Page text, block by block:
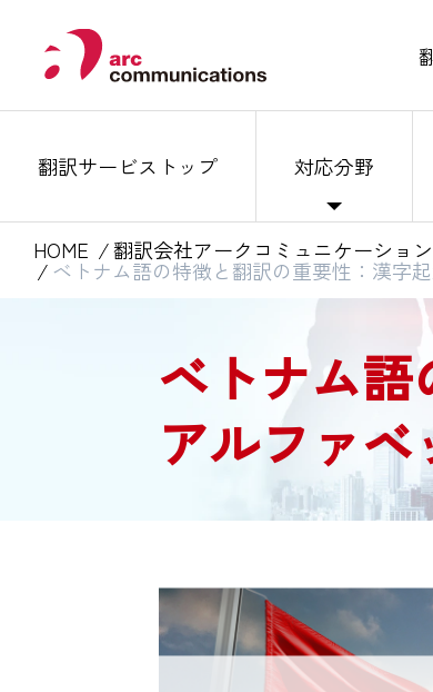
翻訳サービストップ 対応分野
HOME 翻訳会社アークコミュニケーショ
ベトナム語の特徴と翻訳の重要性：漢字
ベトナム
アルファ